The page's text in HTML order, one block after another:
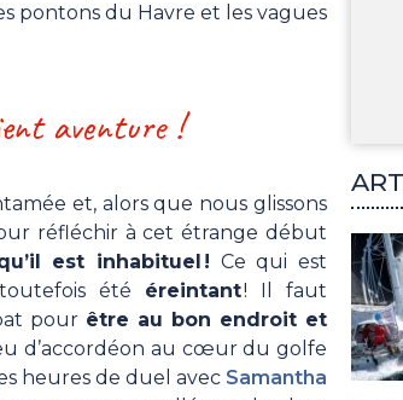
pontons du Havre et les vagues
aventure !
et, alors que nous glissons
réfléchir à cet étrange début
est inhabituel ! Ce qui est
été éreintant! Il faut
pour être au bon endroit et
d’accordéon au cœur du golfe
heures de duel avec Samantha